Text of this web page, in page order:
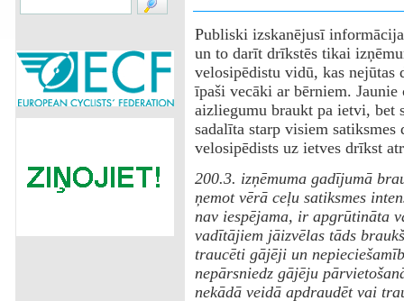
Publiski izskanējusī
un to darīt drīkstēs tikai
velosipēdistu vidū, kas nejūtas
īpaši vecāki ar bērniem.
aizliegumu braukt pa ietvi, bet
sadalīta starp visiem
velosipēdists uz ietves drīkst
200.3. izņēmuma gadījumā
ņemot vērā ceļu satiksmes
nav iespējama, ir apgrūtināta
vadītājiem jāizvēlas tāds
traucēti gājēji un
nepārsniedz gājēju
nekādā veidā apdraudēt vai